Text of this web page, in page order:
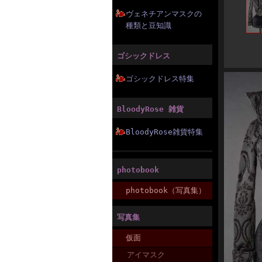
ヴェネチアンマスクの
種類と豆知識
ゴシックドレス
ゴシックドレス特集
BloodyRose 雑貨
BloodyRose雑貨特集
photobook
photobook（写真集）
写真集
仮面
アイマスク